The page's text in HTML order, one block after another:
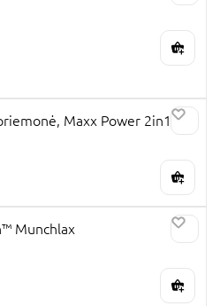
Maxx Power 2in1
Munchlax